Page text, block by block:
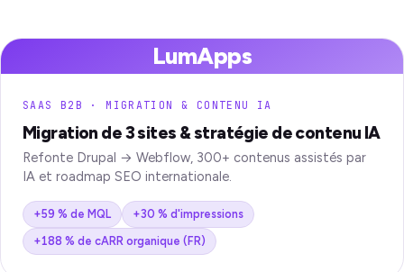
LumApps
SAAS B2B · MIGRATION & CONTENU IA
Migration de 3 sites & stratégie de contenu IA
Refonte Drupal → Webflow, 300+ contenus assistés par
IA et roadmap SEO internationale.
+59 % de MQL
+30 % d'impressions
+188 % de cARR organique (FR)